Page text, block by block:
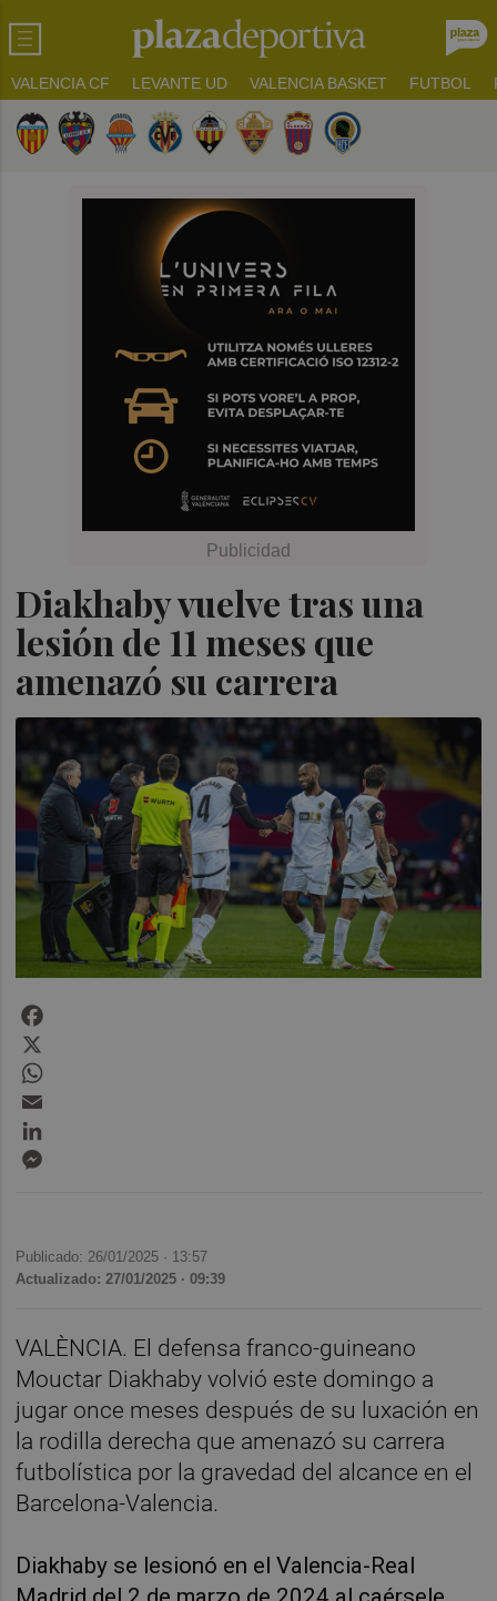
VALENCIA CF LEVANTE UD VALENCIA BASKET FUTBOL
Diakhaby vuelve tras una
lesión de 11 meses que
amenazó su carrera
Publicado: 26/01/2025 · 13:57
Actualizado: 27/01/2025 · 09:39
VALÈNCIA. El defensa franco-guineano
Mouctar Diakhaby volvió este domingo a
jugar once meses después de su luxación en
la rodilla derecha que amenazó su carrera
futbolística por la gravedad del alcance en el
Barcelona-Valencia.
Diakhaby se lesionó en el Valencia-Real